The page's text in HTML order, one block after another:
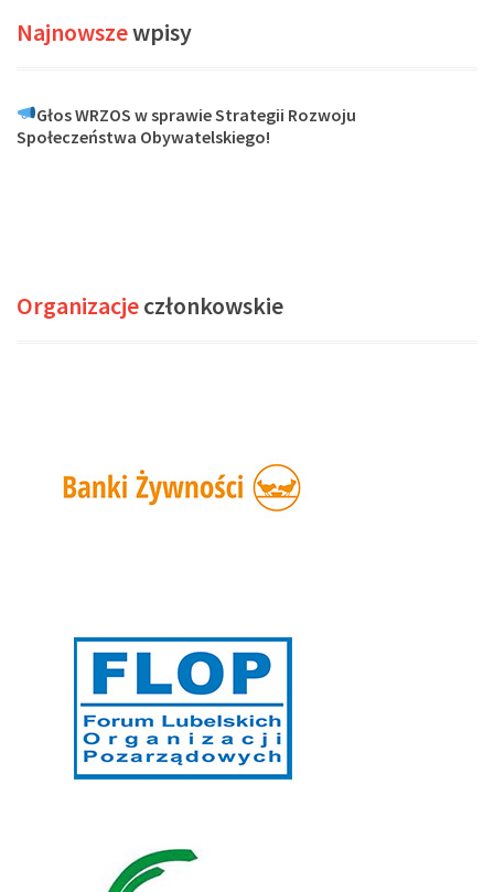
Najnowszewpisy
Głos WRZOS w sprawie Strategii Rozwoju
Społeczeństwa Obywatelskiego!
Organizacjeczłonkowskie